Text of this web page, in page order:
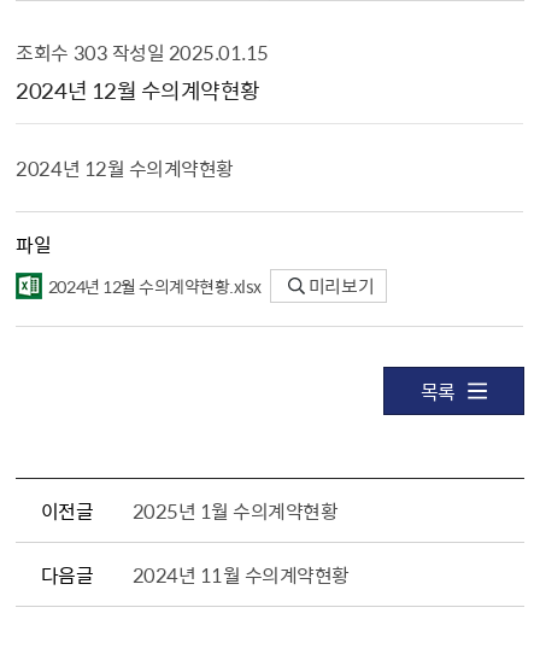
조회수 303 작성일 2025.01.15
2024년 12월 수의계약현황
2024년 12월 수의계약현황
파일
2024년 12월 수의계약현황.xlsx 미리보기
목록
이전글 2025년 1월 수의계약현황
다음글 2024년 11월 수의계약현황